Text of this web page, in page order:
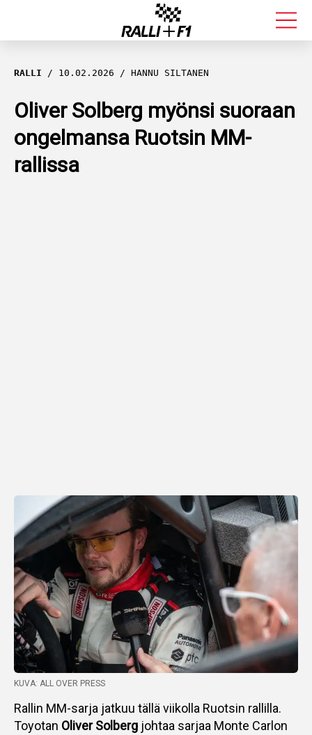
FORMULA 1
RALLI
KALLE ROVANPERÄ
VALTTERI BOTTAS
RALLI 10.02.2026 HANNU SILTANEN
Oliver Solberg myönsi suoraan
ongelmansa Ruotsin MM-
rallissa
KUVA: ALL OVER PRESS
Rallin MM-sarja jatkuu tällä viikolla Ruotsin rallilla.
Toyotan Oliver Solberg johtaa sarjaa Monte Carlon